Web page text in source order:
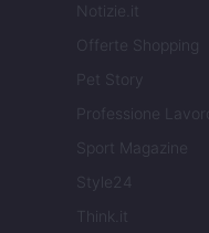
Notizie.it
Offerte Shopping
Pet Story
Professione Lavoro
Sport Magazine
Style24
Think.it